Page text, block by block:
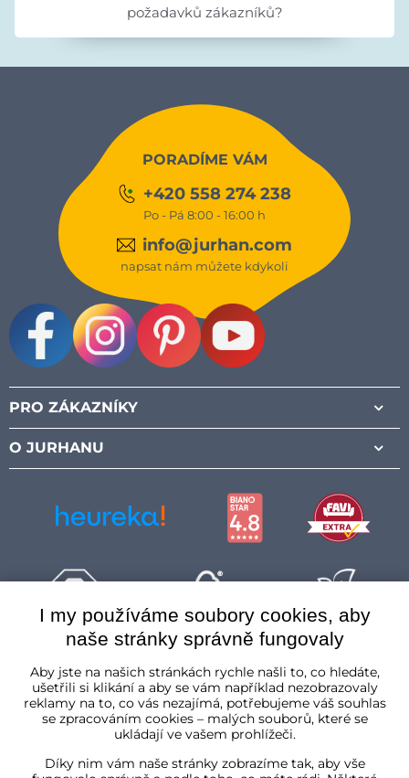
požadavků zákazníků?
PORADÍME VÁM
+420 558 274 238
Po - Pá 8:00 - 16:00 h
info@jurhan.com
napsat nám můžete kdykoli
PRO ZÁKAZNÍKY
O JURHANU
I my používáme soubory cookies, aby
naše stránky správně fungovaly
Aby jste na našich stránkách rychle našli to, co hledáte,
ušetřili si klikání a aby se vám například nezobrazovaly
reklamy na to, co vás nezajímá, potřebujeme váš souhlas
se zpracováním cookies – malých souborů, které se
ukládají ve vašem prohlížeči.
Díky nim vám naše stránky zobrazíme tak, aby vše